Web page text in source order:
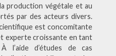
production végétale et au
par des acteurs divers.
est concomitante
experte croissante en tant
À l’aide d’études de cas